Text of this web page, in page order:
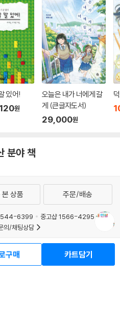
있어!
원
오늘은 내가 너에게 갈
게 (큰글자도서)
29,000원
분야 책
구매 카트담기
본 상품 주문/배송
6399
중고샵 1566-4295
/채팅상담
사업자 정보
리방침
청소년보호정책
개
거래처관계자께